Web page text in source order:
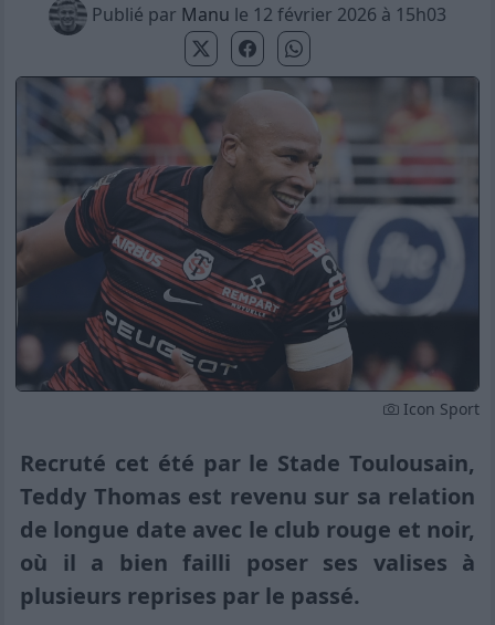
Publié par Manu le 12 février 2026 à 15h03
Icon Sport
Recruté cet été par le Stade Toulousain,
Teddy Thomas est revenu sur sa relation
de longue date avec le club rouge et noir,
où il a bien failli poser ses valises à
plusieurs reprises par le passé.